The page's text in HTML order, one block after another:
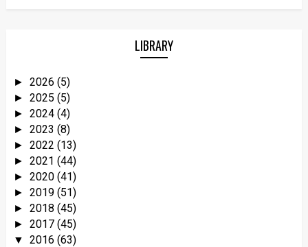
LIBRARY
► 2026 (5)
► 2025 (5)
► 2024 (4)
► 2023 (8)
► 2022 (13)
► 2021 (44)
► 2020 (41)
► 2019 (51)
► 2018 (45)
► 2017 (45)
▼ 2016 (63)